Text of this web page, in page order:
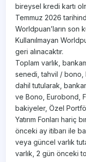
bireysel kredi kartı
Temmuz 2026
Worldpuan’ların son
Kullanılmayan
geri alınacaktır.
Toplam varlık,
senedi, tahvil / bono,
dahil tutularak,
ve Bono, Eurobond,
bakiyeler, Özel
Yatırım Fonları hariç
önceki ay itibarı ile
veya güncel varlık
varlık, 2 gün önceki